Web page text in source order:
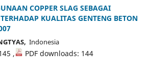
COPPER SLAG SEBAGAI
KUALITAS GENTENG BETON
Indonesia
, PDF downloads: 144